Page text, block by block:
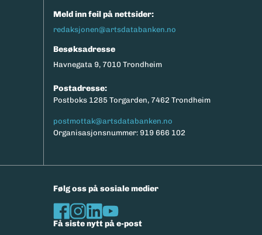
Meld inn feil på nettsider:
redaksjonen@artsdatabanken.no
Besøksadresse
Havnegata 9, 7010 Trondheim
Postadresse:
Postboks 1285 Torgarden, 7462 Trondheim
postmottak@artsdatabanken.no
Organisasjonsnummer: 919 666 102
Følg oss på sosiale medier
Få siste nytt på e-post